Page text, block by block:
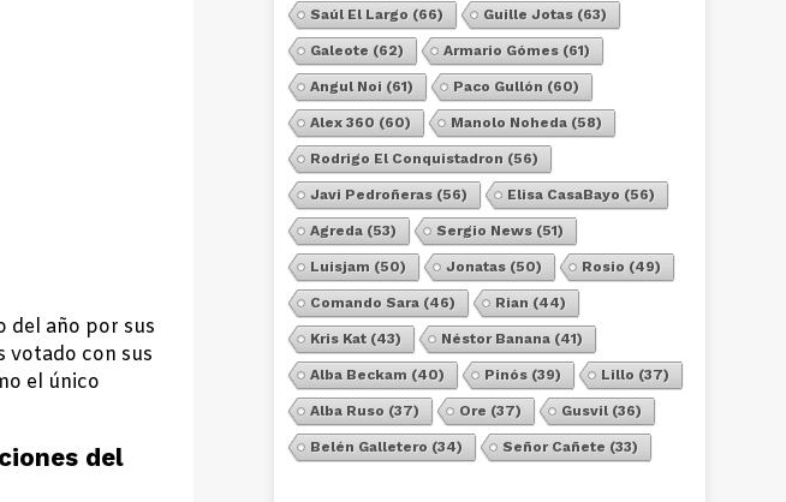
del año por sus
votado con sus
el único
del
Saúl El Largo (66) Guille Jotas (63)
Galeote (62) Armario Gómes (61)
Angul Noi (61) Paco Gullón (60)
Alex 360 (60) Manolo Noheda (58)
Rodrigo El Conquistadron (56)
Javi Pedroñeras (56) Elisa CasaBayo (56)
Agreda (53) Sergio News (51)
Luisjam (50) Jonatas (50) Rosio (49)
Comando Sara (46) Rian (44)
Kris Kat (43) Néstor Banana (41)
Alba Beckam (40) Pinós (39) Lillo (37)
Alba Ruso (37) Ore (37) Gusvil (36)
Belén Galletero (34) Señor Cañete (33)